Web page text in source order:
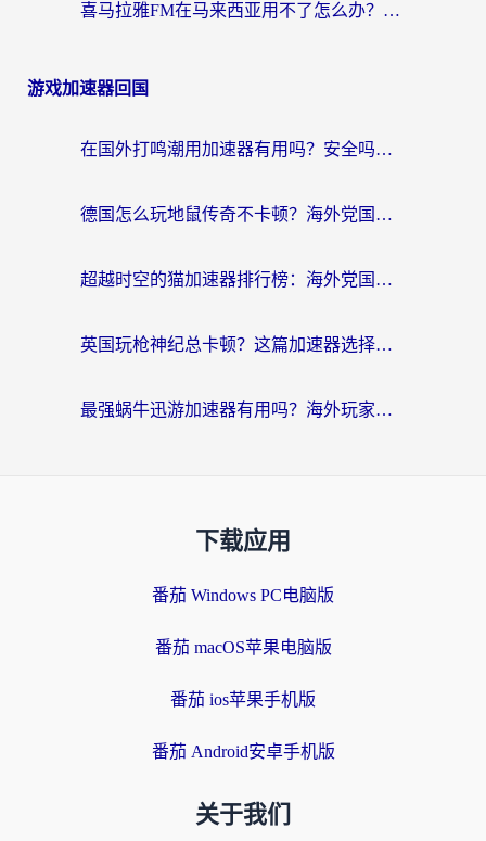
喜马拉雅FM在马来西亚用不了怎么办？海外华人亲测有效的回国加速指南
游戏加速器回国
在国外打鸣潮用加速器有用吗？安全吗？海外玩家国服游戏加速全指南
德国怎么玩地鼠传奇不卡顿？海外党国服游戏加速全攻略（含战双EVE实用指南）
超越时空的猫加速器排行榜：海外党国服游戏不卡顿的终极选择指南
英国玩枪神纪总卡顿？这篇加速器选择指南帮你告别延迟（附实测推荐）
最强蜗牛迅游加速器有用吗？海外玩家国服游戏加速避坑指南（附德国玩忍者必须死3流星蝴蝶剑解决办法）
下载应用
番茄 Windows PC电脑版
番茄 macOS苹果电脑版
番茄 ios苹果手机版
番茄 Android安卓手机版
关于我们